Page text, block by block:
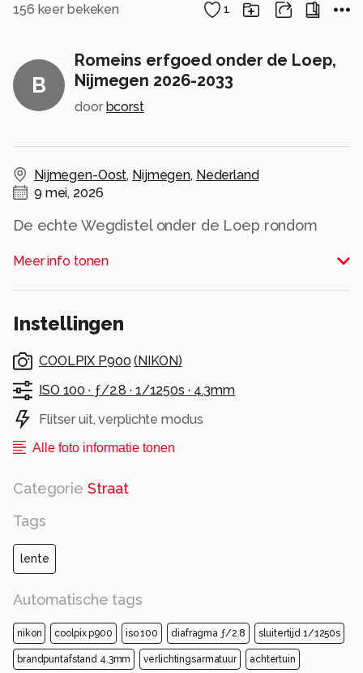
156 keer bekeken 1
B
Romeins erfgoed onder de Loep,
Nijmegen 2026-2033
door bcorst
Nijmegen-Oost, Nijmegen, Nederland
9 mei, 2026
De echte Wegdistel onder de Loep rondom
Meer info tonen
Instellingen
COOLPIX P900 ( NIKON)
ISO 100 · ƒ/2.8 · 1/1250s · 4.3mm
Flitser uit, verplichte modus
Alle foto informatie tonen
Categorie Straat
Tags
lente
Automatische tags
nikon coolpix p900 iso 100 diafragma ƒ/2.8 sluitertijd 1/1250s
brandpuntafstand 4.3mm verlichtingsarmatuur achtertuin